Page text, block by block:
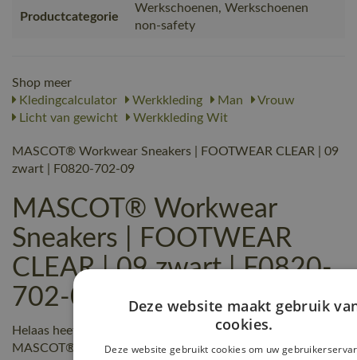
Productcategorie
Werkschoenen, Werkschoenen
non-safety
Shop meer
Kledingcalculator
Werkkleding Man
Vrouw
Licht van gewicht
Werkkleding Wit
MASCOT® Workwear Sneakers | FOOTWEAR CLEAR | 09
zwart | F0820-702-09
MASCOT® Workwear
Sneakers | FOOTWEAR
CLEAR | 09 zwart | F0820-
702-09 reviews
Helaas heeft nog niemand een beoordeling geschreven over
MASCOT® Workwear Sneakers | FOOTWEAR CLEAR | 09
Deze website maakt gebruik
cookies.
Deze website gebruikt cookies om uw